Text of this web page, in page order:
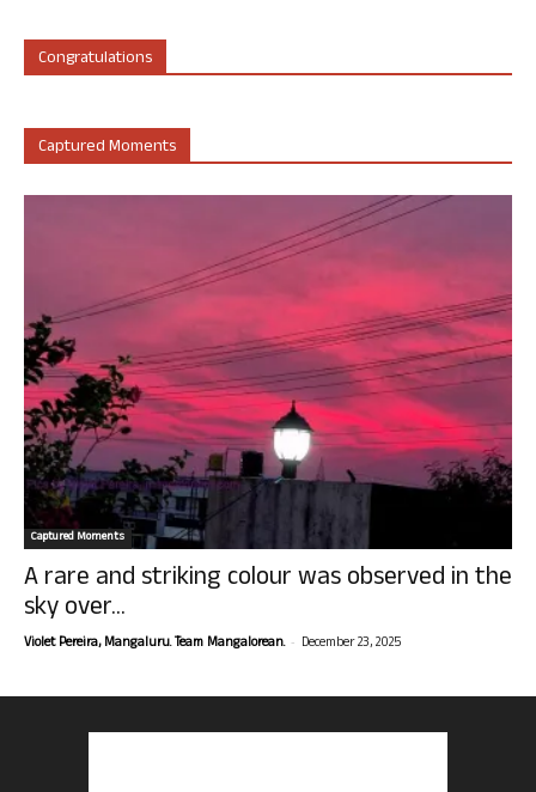
Congratulations
Captured Moments
Captured Moments
A rare and striking colour was observed in the
sky over...
Violet Pereira, Mangaluru. Team Mangalorean. - December 23, 2025